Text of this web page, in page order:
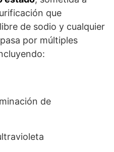
que
de sodio y cualquier
por múltiples
de